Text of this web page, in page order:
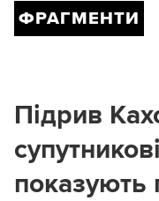
ФРАГМЕНТИ
Підрив
показують